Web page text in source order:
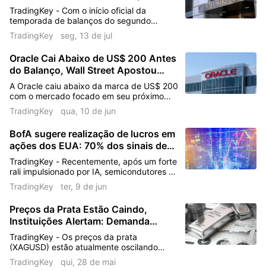
Venda Institucional
As participações institucionais mais recentes
em relação ao trimestre anterior.
Mantido por Warren Buffett
490.02M ações desta empresa.
de Wall Street Divulgam Resultados
no Mesmo Dia, Frenesi do Banco de
Investimento Não Esconde o ‘Medo
de Altura’?
TradingKey - Com o início oficial da
temporada de balanços do segundo
trimestre para as ações bancárias dos
EUA, o JPMorgan Chase (JPM), Citigroup
Sachs (GS) e Wells Fargo (WFC) estão
programados para divulgar seus
resultados do 2T em 14 de julho.
TradingKey seg, 13 de jul
Oracle Cai Abaixo de US$ 200 Antes
do Balanço, Wall Street Apostou
Errado em Meio ao Refluxo da IA?
A Oracle caiu abaixo da marca de US$ 200
com o mercado focado em seu próximo
relatório de resultados, enquanto os
bancos de investimento de Wall Street
TradingKey qua, 10 de jun
BofA sugere realização de lucros em
ações dos EUA: 70% dos sinais de
bear market acionados, as ações de
tecnologia ainda são uma compra?
TradingKey - Recentemente, após um forte
rali impulsionado por IA, semicondutores e
ações de tecnologia de mega
capitalização, a divergência de mercado
significativamente. O Bank of America
(BAC) alertou recentemente que
aproximadamente 70% dos sinais de alerta
de bear market que monitora foram
acionados, um nível comparável à média
que precedeu os sete últimos topos de
TradingKey ter, 9 de jun
Preços da Prata Estão Caindo,
Instituições Alertam: Demanda
Industrial Atingindo o Pico,
Esperanças de Recuperação São
Escassas
TradingKey - Os preços da prata
(XAGUSD) estão atualmente oscilando
abaixo de US$ 74 por onça, à medida que
o mercado carece de momentum de alta.
TradingKey qui, 28 de mai